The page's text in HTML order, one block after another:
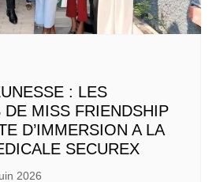
: LES
DE MISS FRIENDSHIP
D’IMMERSION A LA
SECUREX
2026